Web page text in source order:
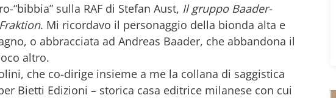
“bibbia” sulla RAF di Stefan Aust, Il gruppo Baader-
. Mi ricordavo il personaggio della bionda alta e
o abbracciata ad Andreas Baader, che abbandona il
altro.
che co-dirige insieme a me la collana di saggistica
Bietti Edizioni – storica casa editrice milanese con cui